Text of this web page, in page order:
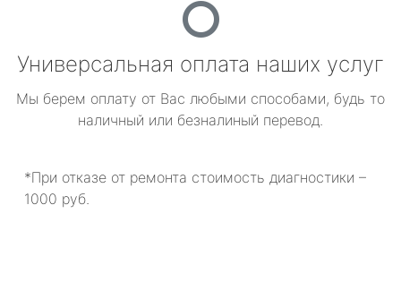
Универсальная оплата наших услуг
Мы берем оплату от Вас любыми способами, будь то
наличный или безналиный перевод.
*При отказе от ремонта стоимость диагностики –
1000 руб.